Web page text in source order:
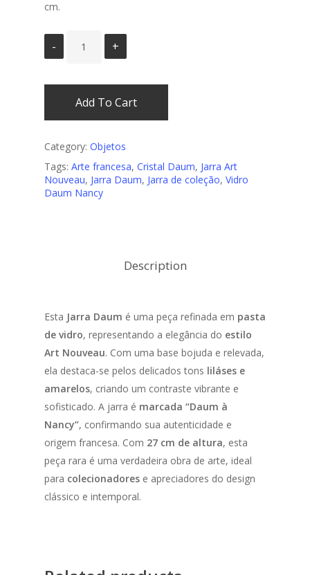
cm.
Add To Cart
Category: Objetos
Tags: Arte francesa, Cristal Daum, Jarra Art
Nouveau, Jarra Daum, Jarra de coleção, Vidro
Daum Nancy
Description
Esta Jarra Daum é uma peça refinada em pasta
de vidro, representando a elegância do estilo
Art Nouveau. Com uma base bojuda e relevada,
ela destaca-se pelos delicados tons liláses e
amarelos, criando um contraste vibrante e
sofisticado. A jarra é marcada “Daum à
Nancy”, confirmando sua autenticidade e
origem francesa. Com 27 cm de altura, esta
peça rara é uma verdadeira obra de arte, ideal
para colecionadores e apreciadores do design
clássico e intemporal.